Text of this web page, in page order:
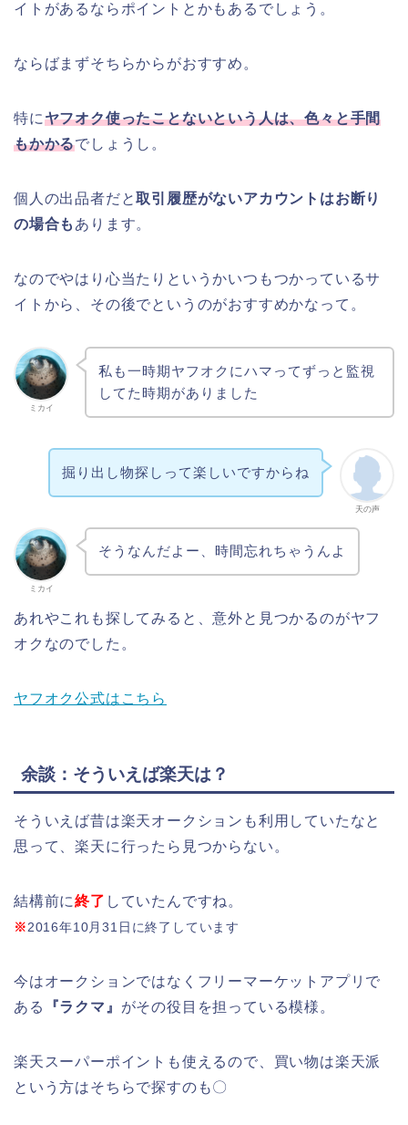
イトがあるならポイントとかもあるでしょう。
ならばまずそちらからがおすすめ。
特にヤフオク使ったことないという人は、色々と手間
もかかるでしょうし。
個人の出品者だと取引履歴がないアカウントはお断り
の場合も あります。
なのでやはり心当たりというかいつもつかっているサ
イトから、その後でというのがおすすめかなって。
ミカイ
私も一時期ヤフオクにハマってずっと監視
してた時期がありました
天の声
掘り出し物探しって楽しいですからね
ミカイ
そうなんだよー、時間忘れちゃうんよ
あれやこれも探してみると、意外と見つかるのがヤフ
オクなのでした。
ヤフオク公式はこちら
余談：そういえば楽天は？
そういえば昔は楽天オークションも利用していたなと
思って、楽天に行ったら見つからない。
結構前に終了 していたんですね。
※2016年10月31日に終了しています
今はオークションではなくフリーマーケットアプリで
ある
『ラクマ』 がその役目を担っている模様。
楽天スーパーポイントも使えるので、買い物は楽天派
という方はそちらで探すのも〇